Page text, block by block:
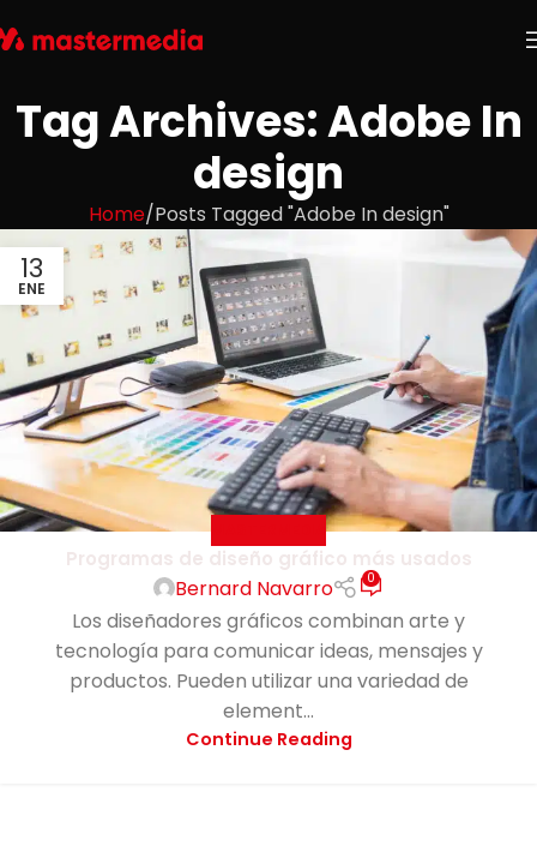
Tag Archives: Adobe In
design
Home Posts Tagged "Adobe In design"
13
ENE
Bernard Navarro 0
Los diseñadores gráficos combinan arte y
tecnología para comunicar ideas, mensajes y
productos. Pueden utilizar una variedad de
element...
Continue Reading